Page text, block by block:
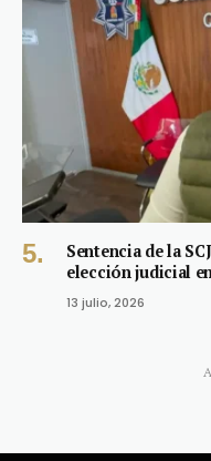
Sentencia de la
elección judicial
13 julio, 2026